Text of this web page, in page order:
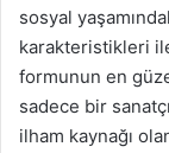
sosyal
karakteristikleri
formunun en
sadece bir
ilham kaynağı